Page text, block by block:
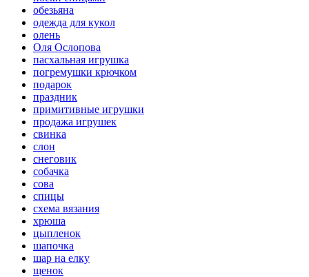
обезьяна
одежда для кукол
олень
Оля Ослопова
пасхальная игрушка
погремушки крючком
подарок
праздник
примитивные игрушки
продажа игрушек
свинка
слон
снеговик
собачка
сова
спицы
схема вязания
хрюша
цыпленок
шапочка
шар на елку
щенок